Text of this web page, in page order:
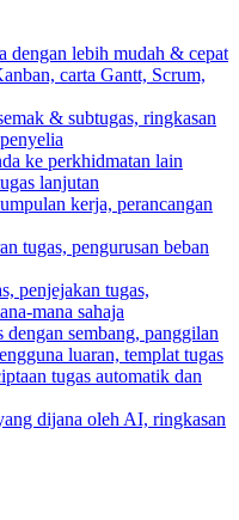
dengan lebih mudah & cepat
carta Gantt, Scrum,
& subtugas, ringkasan
ke perkhidmatan lain
lanjutan
kerja, perancangan
tugas, pengurusan beban
penjejakan tugas,
mana sahaja
sembang, panggilan
luaran, templat tugas
tugas automatik dan
dijana oleh AI, ringkasan